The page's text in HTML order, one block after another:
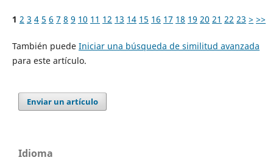
1 2 3 4 5 6 7 8 9 10 11 12 13 14 15 16 17 18 19 20 21 22 23 > >>
También puede Iniciar una búsqueda de similitud avanzada
para este artículo.
Enviar un artículo
Idioma